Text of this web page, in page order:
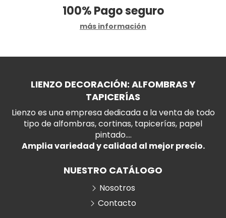
100%Pago seguro
más información
LIENZO DECORACIÓN: ALFOMBRAS Y
TAPICERÍAS
Lienzo es una empresa dedicada a la venta de todo
tipo de alfombras, cortinas, tapicerías, papel
pintado....
Amplia variedad y calidad al mejor precio.
NUESTRO CATÁLOGO
Nosotros
Contacto